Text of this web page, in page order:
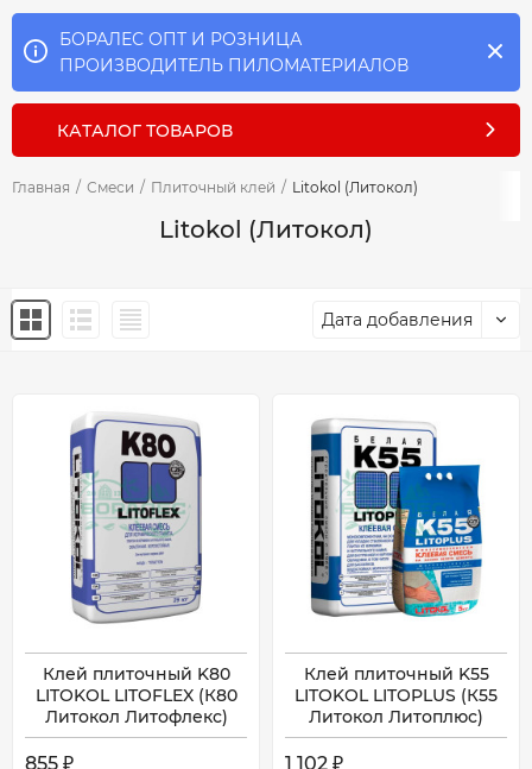
БОРАЛЕС ОПТ И РОЗНИЦА
ПРОИЗВОДИТЕЛЬ ПИЛОМАТЕРИАЛОВ
КАТАЛОГ ТОВАРОВ
Главная / Смеси / Плиточный клей / Litokol (Литокол)
Litokol (Литокол)
Дата добавления
Клей плиточный K80
LITOKOL LITOFLEX (К80
Литокол Литофлекс)
855 ₽
Клей плиточный K55
LITOKOL LITOPLUS (К55
Литокол Литоплюс)
1 102 ₽